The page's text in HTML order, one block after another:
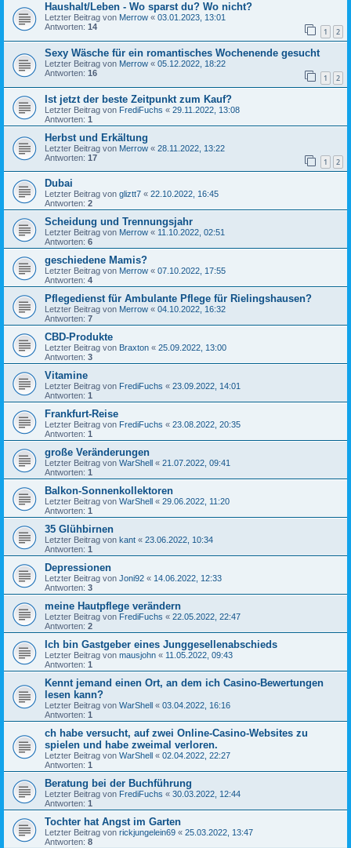
Haushalt/Leben - Wo sparst du? Wo nicht?
Letzter Beitrag von Merrow « 03.01.2023, 13:01
Antworten: 14 1 2
Sexy Wäsche für ein romantisches Wochenende gesucht
Letzter Beitrag von Merrow « 05.12.2022, 18:22
Antworten: 16 1 2
Ist jetzt der beste Zeitpunkt zum Kauf?
Letzter Beitrag von FrediFuchs « 29.11.2022, 13:08
Antworten: 1
Herbst und Erkältung
Letzter Beitrag von Merrow « 28.11.2022, 13:22
Antworten: 17 1 2
Dubai
Letzter Beitrag von gliztt7 « 22.10.2022, 16:45
Antworten: 2
Scheidung und Trennungsjahr
Letzter Beitrag von Merrow « 11.10.2022, 02:51
Antworten: 6
geschiedene Mamis?
Letzter Beitrag von Merrow « 07.10.2022, 17:55
Antworten: 4
Pflegedienst für Ambulante Pflege für Rielingshausen?
Letzter Beitrag von Merrow « 04.10.2022, 16:32
Antworten: 7
CBD-Produkte
Letzter Beitrag von Braxton « 25.09.2022, 13:00
Antworten: 3
Vitamine
Letzter Beitrag von FrediFuchs « 23.09.2022, 14:01
Antworten: 1
Frankfurt-Reise
Letzter Beitrag von FrediFuchs « 23.08.2022, 20:35
Antworten: 1
große Veränderungen
Letzter Beitrag von WarShell « 21.07.2022, 09:41
Antworten: 1
Balkon-Sonnenkollektoren
Letzter Beitrag von WarShell « 29.06.2022, 11:20
Antworten: 1
35 Glühbirnen
Letzter Beitrag von kant « 23.06.2022, 10:34
Antworten: 1
Depressionen
Letzter Beitrag von Joni92 « 14.06.2022, 12:33
Antworten: 3
meine Hautpflege verändern
Letzter Beitrag von FrediFuchs « 22.05.2022, 22:47
Antworten: 2
Ich bin Gastgeber eines Junggesellenabschieds
Letzter Beitrag von mausjohn « 11.05.2022, 09:43
Antworten: 1
Kennt jemand einen Ort, an dem ich Casino-Bewertungen
lesen kann?
Letzter Beitrag von WarShell « 03.04.2022, 16:16
Antworten: 1
ch habe versucht, auf zwei Online-Casino-Websites zu
spielen und habe zweimal verloren.
Letzter Beitrag von WarShell « 02.04.2022, 22:27
Antworten: 1
Beratung bei der Buchführung
Letzter Beitrag von FrediFuchs « 30.03.2022, 12:44
Antworten: 1
Tochter hat Angst im Garten
Letzter Beitrag von rickjungelein69 « 25.03.2022, 13:47
Antworten: 8